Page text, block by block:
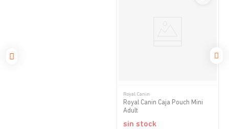
Royal Canin
Royal Canin Caja Pouch Mini
Adult
sin stock